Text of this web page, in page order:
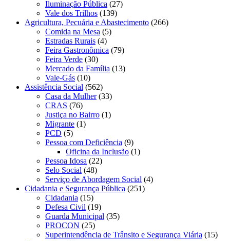
Iluminação Pública (27)
Vale dos Trilhos (139)
Agricultura, Pecuária e Abastecimento (266)
Comida na Mesa (5)
Estradas Rurais (4)
Feira Gastronômica (79)
Feira Verde (30)
Mercado da Família (13)
Vale-Gás (10)
Assistência Social (562)
Casa da Mulher(33)
CRAS (76)
Justiça no Bairro (1)
Migrante (1)
PCD (5)
Pessoa com Deficiência (9)
Oficina da Inclusão (1)
Pessoa Idosa (22)
Selo Social (48)
Serviço de Abordagem Social (4)
Cidadania e Segurança Pública (251)
Cidadania (15)
Defesa Civil (19)
Guarda Municipal (35)
PROCON (25)
Superintendência de Trânsito e Segurança Viária (15)